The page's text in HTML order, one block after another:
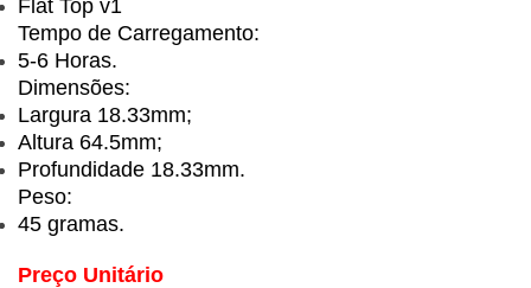
Flat Top v1
Tempo de Carregamento:
5-6 Horas.
Dimensões:
Largura 18.33mm;
Altura 64.5mm;
Profundidade 18.33mm.
Peso:
45 gramas.
Preço Unitário